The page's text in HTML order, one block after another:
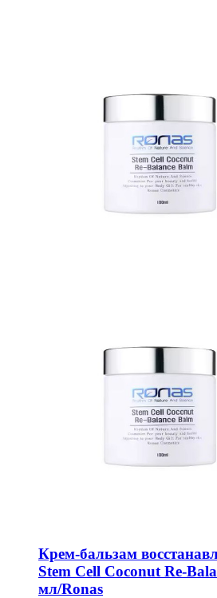
Крем-бальзам
Stem Cell Coconut Re-
мл/Ronas